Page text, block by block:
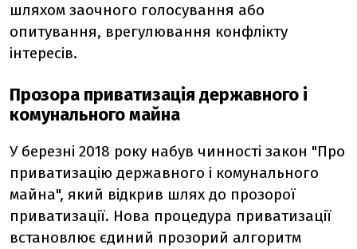
шляхом заочного голосування або
опитування, врегулювання конфлікту
інтересів.
Прозора приватизація державного і
комунального майна
У березні 2018 року набув чинності закон "Про
приватизацію державного і комунального
майна", який відкрив шлях до прозорої
приватизації. Нова процедура приватизації
встановлює єдиний прозорий алгоритм